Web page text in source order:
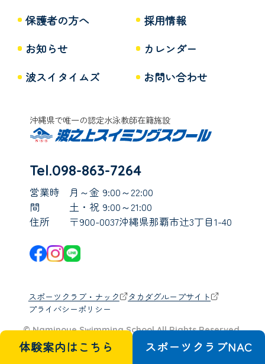
体験案内はこちら スポーツクラブNAC
保護者の方へ
採用情報
お知らせ
カレンダー
波スイタイムズ
お問い合わせ
沖縄県で唯一の認定水泳教師在籍施設
Tel.098-863-7264
営業時
間
月～金 9:00～22:00
土・祝 9:00～21:00
住所
〒900-0037沖縄県那覇市辻3丁目1-40
スポーツクラブ・ナック
タカダグループサイト
プライバシーポリシー
© Naminoue Swimming School All Rights Reserved.